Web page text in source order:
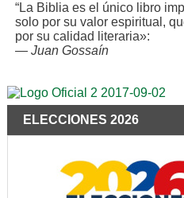
“La Biblia es el único libro
solo por su valor espiritual,
por su calidad literaria»:
— Juan Gossaín
ELECCIONES 2026